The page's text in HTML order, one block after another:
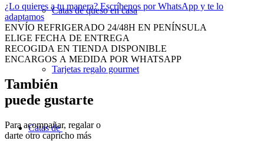
Catas de queso en casa
Tarjetas regalo gourmet
Catas de
¿Lo quieres a tu manera? Escríbenos por WhatsApp y te lo
adaptamos
ENVÍO REFRIGERADO 24/48H EN PENÍNSULA
ELIGE FECHA DE ENTREGA
RECOGIDA EN TIENDA DISPONIBLE
ENCARGOS A MEDIDA POR WHATSAPP
También
puede gustarte
Para acompañar, regalar o
darte otro capricho más